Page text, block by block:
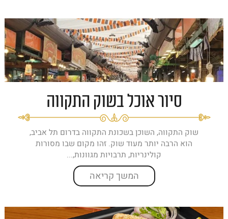
סיור אוכל בשוק התקווה
שוק התקווה, השוכן בשכונת התקווה בדרום תל אביב,
הוא הרבה יותר מעוד שוק. זהו מקום שבו מסורות
קולינריות, תרבויות מגוונות,...
המשך קריאה